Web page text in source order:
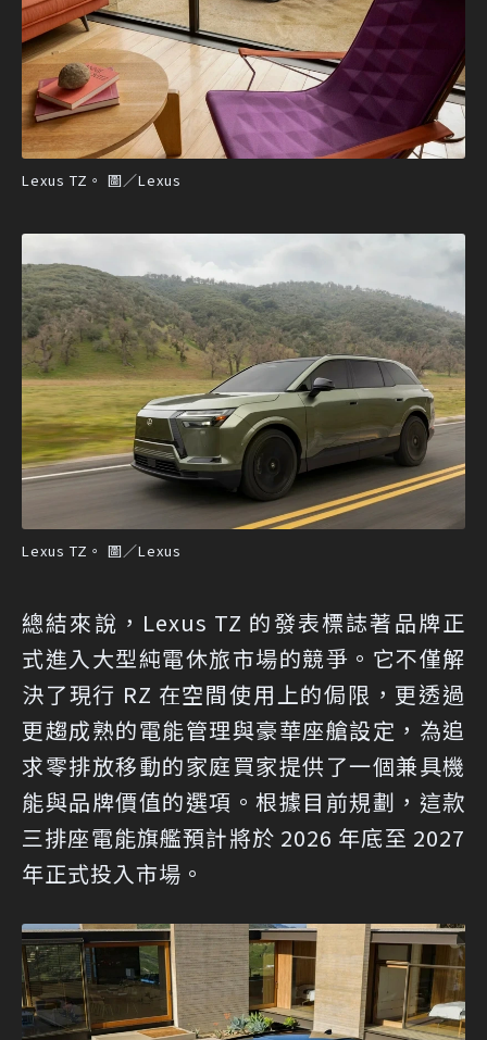
Lexus TZ。 圖／Lexus
Lexus TZ。 圖／Lexus
總結來說，Lexus TZ 的發表標誌著品牌正
式進入大型純電休旅市場的競爭。它不僅解
決了現行 RZ 在空間使用上的侷限，更透過
更趨成熟的電能管理與豪華座艙設定，為追
求零排放移動的家庭買家提供了一個兼具機
能與品牌價值的選項。根據目前規劃，這款
三排座電能旗艦預計將於 2026 年底至 2027
年正式投入市場。